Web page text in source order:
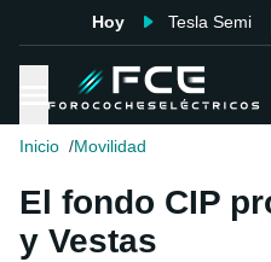
Hoy Tesla Semi
Inicio Movilidad
El fondo CIP
y Vestas